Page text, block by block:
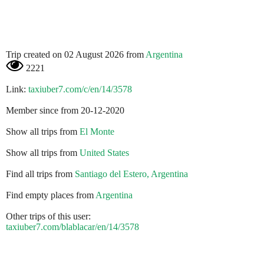
Trip created on 02 August 2026 from Argentina
2221
Link: taxiuber7.com/c/en/14/3578
Member since from 20-12-2020
Show all trips from El Monte
Show all trips from United States
Find all trips from Santiago del Estero, Argentina
Find empty places from Argentina
Other trips of this user:
taxiuber7.com/blablacar/en/14/3578